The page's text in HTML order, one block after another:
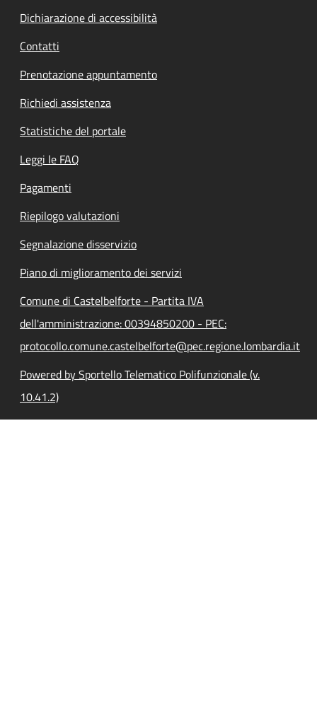
Dichiarazione di accessibilità
Contatti
Prenotazione appuntamento
Richiedi assistenza
Statistiche del portale
Leggi le FAQ
Pagamenti
Riepilogo valutazioni
Segnalazione disservizio
Piano di miglioramento dei servizi
Comune di Castelbelforte - Partita IVA
dell'amministrazione: 00394850200 - PEC:
protocollo.comune.castelbelforte@pec.regione.lombardia.it
Powered by Sportello Telematico Polifunzionale (v.
10.41.2)